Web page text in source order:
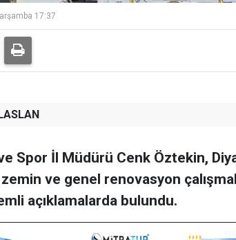
17:37
Spor İl Müdürü Cenk Öztekin,
ve genel renovasyon
açıklamalarda bulundu.